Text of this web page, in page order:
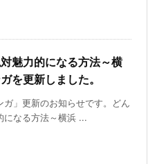
魅力的になる方法～横
を更新しました。
ガ」更新のお知らせです。どん
になる方法～横浜 ...